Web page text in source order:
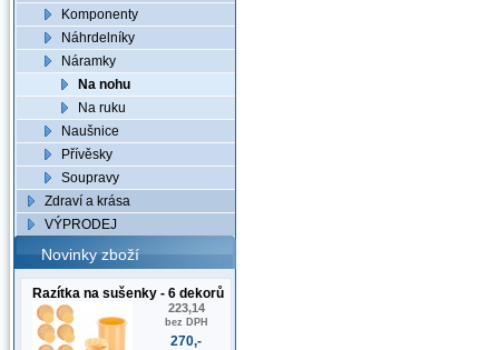
Komponenty
Náhrdelníky
Náramky
Na nohu
Na ruku
Naušnice
Přívěsky
Soupravy
Zdraví a krása
VÝPRODEJ
Novinky zboží
Razítka na sušenky - 6 dekorů
223,14
bez DPH
270,-